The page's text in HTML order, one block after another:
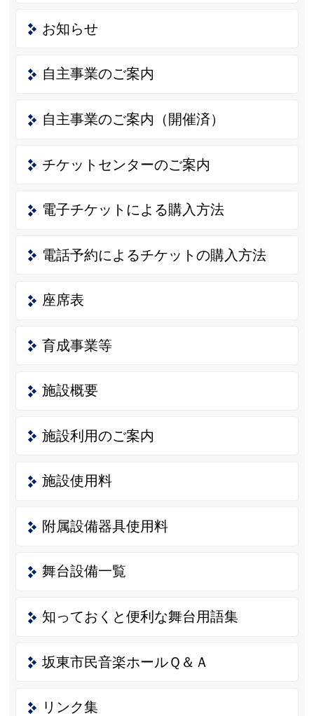
お知らせ
自主事業のご案内
自主事業のご案内（開催済）
チケットセンターのご案内
電子チケットによる購入方法
電話予約によるチケットの購入方法
座席表
育成事業等
施設概要
施設利用のご案内
施設使用料
附属設備器具使用料
舞台設備一覧
知っておくと便利な舞台用語集
坂東市民音楽ホールＱ＆Ａ
リンク集